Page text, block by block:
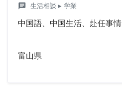
chat 生活相談 ▸ 学業
中国語、中国生活、赴任事情
富山県